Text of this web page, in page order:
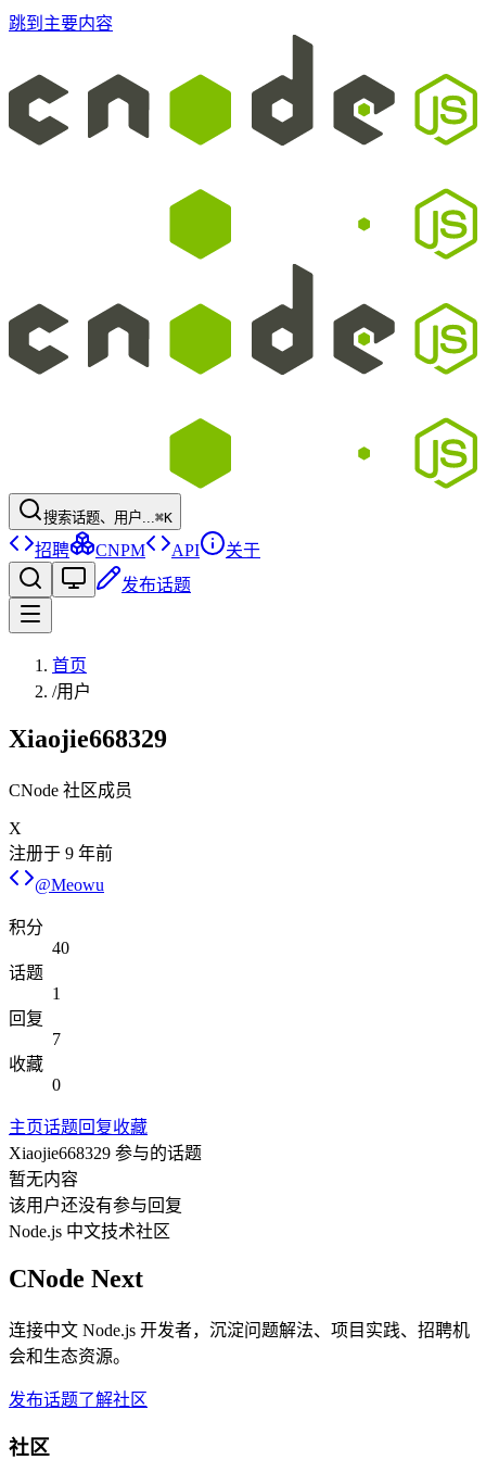
跳到主要内容
搜索话题、用户...⌘K
招聘 CNPM API
关于
发布话题
首页
/用户
Xiaojie668329
CNode 社区成员
X
注册于 9 年前
@Meowu
积分
40
话题
1
回复
7
收藏
0
主页话题回复收藏
Xiaojie668329 参与的话题
暂无内容
该用户还没有参与回复
Node.js 中文技术社区
CNode Next
连接中文 Node.js 开发者，沉淀问题解法、项目实践、招聘机
会和生态资源。
发布话题了解社区
社区